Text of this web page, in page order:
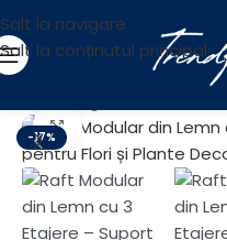
Salt la navigare
Salt la conținutul principal
-17%
Fă clic pentru a